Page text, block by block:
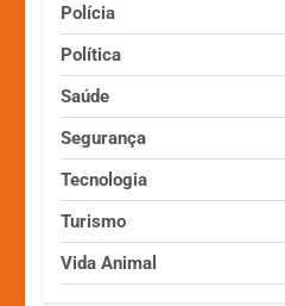
Polícia
Política
Saúde
Segurança
Tecnologia
Turismo
Vida Animal